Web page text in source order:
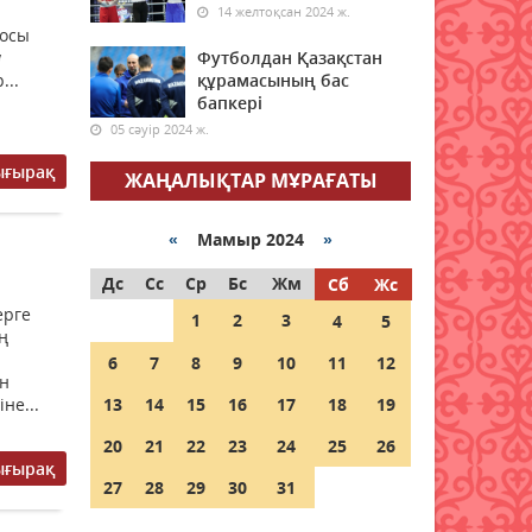
төмендейді
06 тамыз 2026 ж.
Open Air: Қызылорда
облысы полиция
астам көрерменнің
қауіпсіздігін қамтамасыз етті
Ұлттық банк 6 тамызға
арналған валюта бағамын
жариялады
06 тамыз 2026 ж. 77
Дауыл, жаңбыр: Еліміздің
бірнеше өңірінде ауа
райына байланысты ескерту
жасалды
14 желтоқсан 2024 ж.
Футболдан Қазақстан
құрамасының бас
бапкері
05 сәуір 2024 ж.
ЖАҢАЛЫҚТАР МҰРАҒАТЫ
« Мамыр 2024 »
Дс
Сс Ср Бс Жм Сб
Жс
1
2 3 4
5
6
7 8 9 10 11
12
13
14 15 16 17 18
19
20
21 22 23 24 25
26
27
28 29 30 31